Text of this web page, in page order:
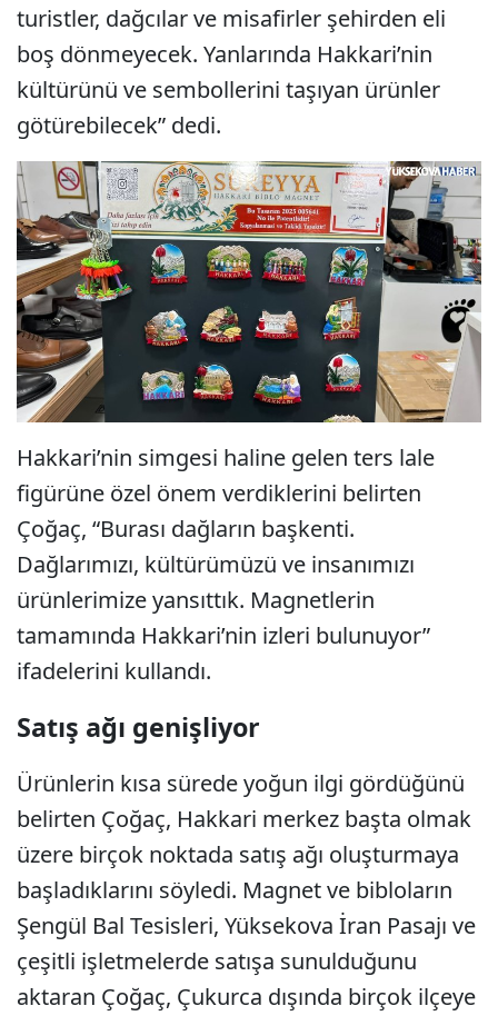
turistler, dağcılar ve misafirler şehirden eli
boş dönmeyecek. Yanlarında Hakkari’nin
kültürünü ve sembollerini taşıyan ürünler
götürebilecek” dedi.
Hakkari’nin simgesi haline gelen ters lale
figürüne özel önem verdiklerini belirten
Çoğaç, “Burası dağların başkenti.
Dağlarımızı, kültürümüzü ve insanımızı
ürünlerimize yansıttık. Magnetlerin
tamamında Hakkari’nin izleri bulunuyor”
ifadelerini kullandı.
Satış ağı genişliyor
Ürünlerin kısa sürede yoğun ilgi gördüğünü
belirten Çoğaç, Hakkari merkez başta olmak
üzere birçok noktada satış ağı oluşturmaya
başladıklarını söyledi. Magnet ve bibloların
Şengül Bal Tesisleri, Yüksekova İran Pasajı ve
çeşitli işletmelerde satışa sunulduğunu
aktaran Çoğaç, Çukurca dışında birçok ilçeye